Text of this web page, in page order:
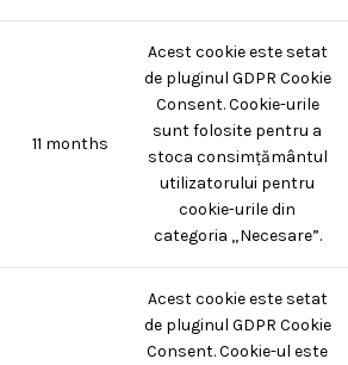
11 months
Acest cookie este setat
de pluginul GDPR Cookie
Consent. Cookie-urile
sunt folosite pentru a
stoca consimțământul
utilizatorului pentru
cookie-urile din
categoria „Necesare”.
Acest cookie este setat
de pluginul GDPR Cookie
Consent. Cookie-ul este